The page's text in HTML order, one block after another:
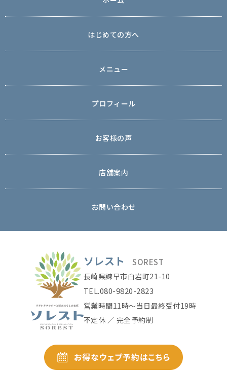
はじめての方へ
メニュー
プロフィール
お客様の声
店舗案内
お問い合わせ
ソレスト SOREST
長崎県諫早市白岩町21-10
TEL.080-9820-2823
営業時間11時〜当日最終受付19時
不定休 ／ 完全予約制